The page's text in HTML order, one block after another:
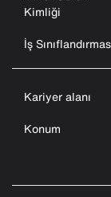
Kimliği
İş
Kariyer alanı
Konum